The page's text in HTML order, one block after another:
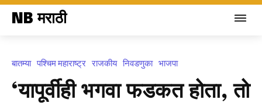
NB मराठी
बातम्या पश्चिम महाराष्ट्र राजकीय निवडणुका भाजपा
‘यापूर्वीही भगवा फडकत होता, तो